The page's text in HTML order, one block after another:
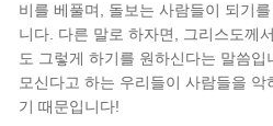
비를 베풀며, 돌보는 사람들이 되기
니다. 다른 말로 하자면, 그리스도께
도 그렇게 하기를 원하신다는 말씀
모신다고 하는 우리들이 사람들을
기 때문입니다!